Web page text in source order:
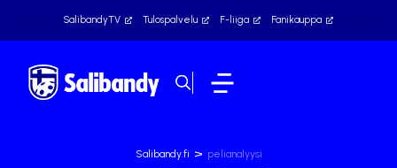
SalibandyTV Tulospalvelu F-liiga Fanikauppa
Salibandy.fi > pelianalyysi